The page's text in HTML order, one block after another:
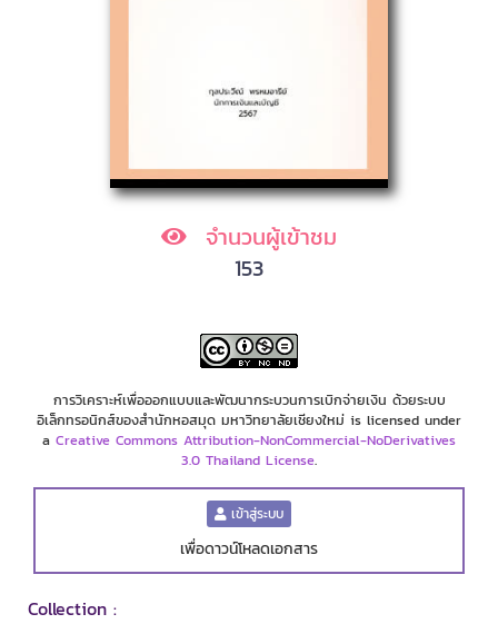
จำนวนผู้เข้าชม
153
การวิเคราะห์เพื่อออกแบบและพัฒนากระบวนการเบิกจ่ายเงิน ด้วยระบบ
อิเล็กทรอนิกส์ของสำนักหอสมุด มหาวิทยาลัยเชียงใหม่ is licensed under
a Creative Commons Attribution-NonCommercial-NoDerivatives
3.0 Thailand License.
เข้าสู่ระบบ
เพื่อดาวน์โหลดเอกสาร
Collection :